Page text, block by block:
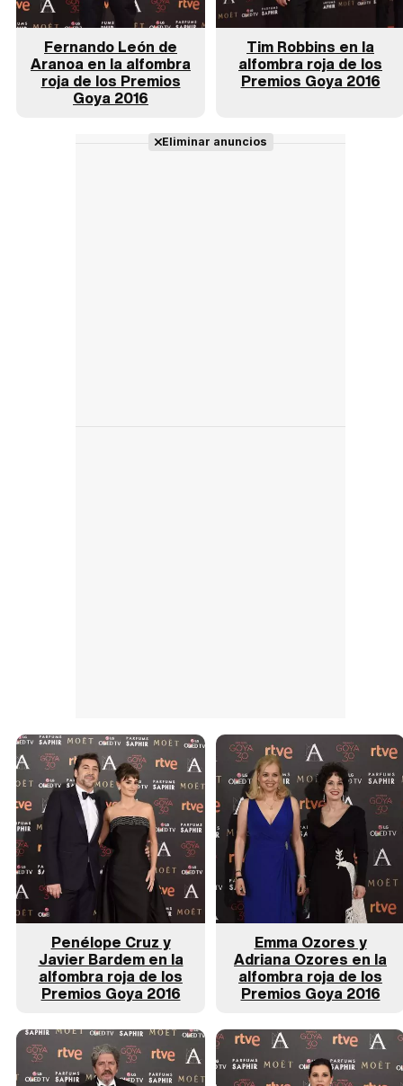
Fernando León de
Aranoa en la alfombra
roja de los Premios
Goya 2016
Tim Robbins en la
alfombra roja de los
Premios Goya 2016
Eliminar anuncios
Penélope Cruz y
Javier Bardem en la
alfombra roja de los
Premios Goya 2016
Emma Ozores y
Adriana Ozores en la
alfombra roja de los
Premios Goya 2016